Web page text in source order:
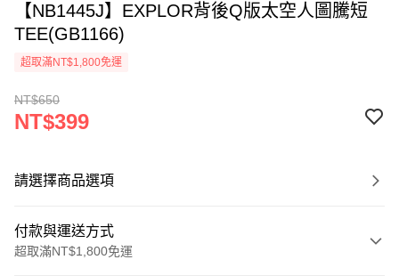
【NB1445J】EXPLOR背後Q版太空人圖騰短
TEE(GB1166)
超取滿NT$1,800免運
NT$650
NT$399
請選擇商品選項
付款與運送方式
超取滿NT$1,800免運